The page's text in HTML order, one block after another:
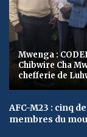
Mwenga :
Chibwire Cha
chefferie de
AFC-M23 : cinq
membres du